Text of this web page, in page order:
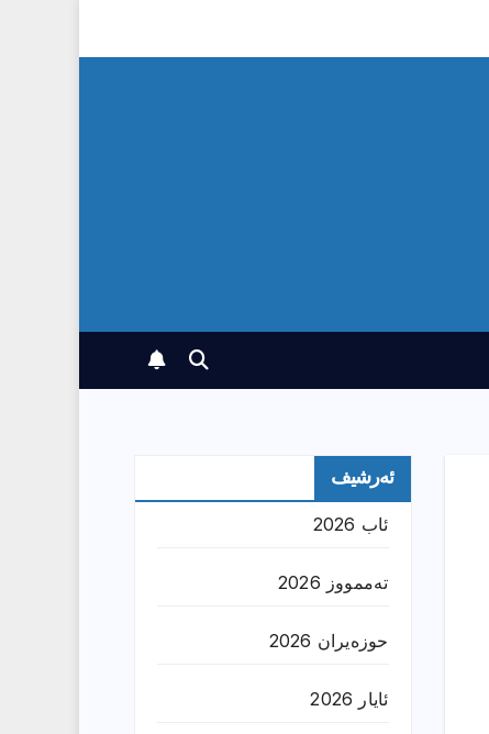
ئەرشیف
ئاب 2026
تەممووز 2026
حوزه‌یران 2026
ئایار 2026